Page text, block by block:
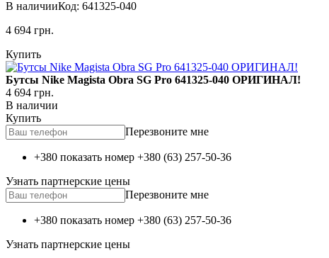
В наличииКод: 641325-040
4 694 грн.
Купить
Бутсы Nike Magista Obra SG Pro 641325-040 ОРИГИНАЛ!
4 694 грн.
В наличии
Купить
Перезвоните мне
+380 показать номер +380 (63) 257-50-36
Узнать партнерские цены
Перезвоните мне
+380 показать номер +380 (63) 257-50-36
Узнать партнерские цены